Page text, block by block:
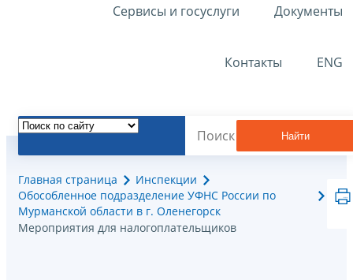
Сервисы и госуслуги Документы
Контакты ENG
Найти
Главная страница
Инспекции
Обособленное подразделение УФНС России по
Мурманской области в г. Оленегорск
Мероприятия для налогоплательщиков